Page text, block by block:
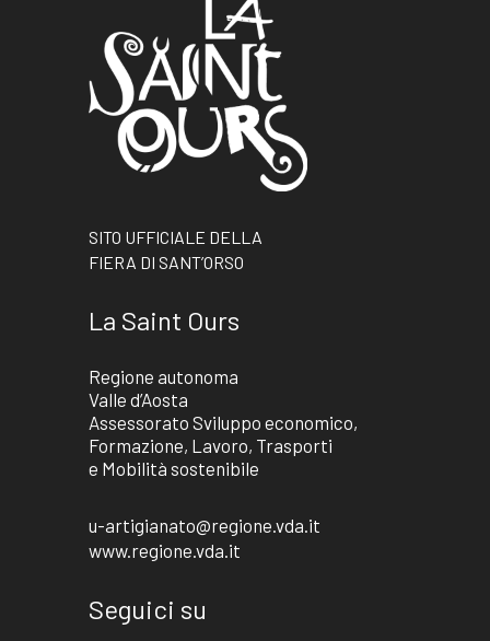
SITO UFFICIALE DELLA
FIERA DI SANT’ORSO
La Saint Ours
Regione autonoma
Valle d’Aosta
Assessorato Sviluppo economico,
Formazione, Lavoro, Trasporti
e Mobilità sostenibile
u-artigianato@regione.vda.it
www.regione.vda.it
Seguici su